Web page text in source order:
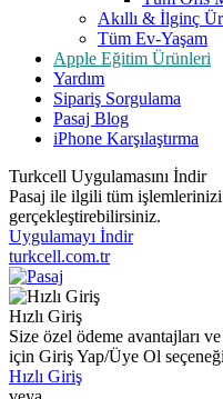
Akıllı & İlginç
Tüm Ev-Yaşam
Apple Eğitim Ürünleri
Yardım
Sipariş Sorgulama
Pasaj Blog
iPhone Karşılaştırma
Turkcell Uygulamasını İndir
Pasaj ile ilgili tüm işlemlerinizi
gerçekleştirebilirsiniz.
Uygulamayı İndir
turkcell.com.tr
Hızlı Giriş
Size özel ödeme avantajları
için Giriş Yap/Üye Ol
Hızlı Giriş